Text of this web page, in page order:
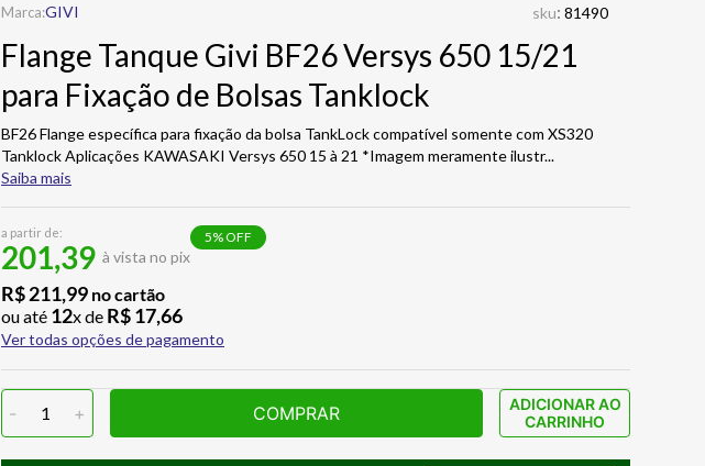
GIVI sku: 81490
Flange Tanque Givi BF26 Versys 650 15/21
para Fixação de Bolsas Tanklock
BF26 Flange específica para fixação da bolsa TankLock compatível somente com XS320
Tanklock Aplicações KAWASAKI Versys 650 15 à 21 *Imagem meramente ilustr...
Saiba mais
a partir de:
201,39 à vista no pix
5% OFF
R$211,99 no cartão
ou até 12x de R$17,66
Ver todas opções de pagamento
- 1 + COMPRAR
ADICIONAR AO
CARRINHO